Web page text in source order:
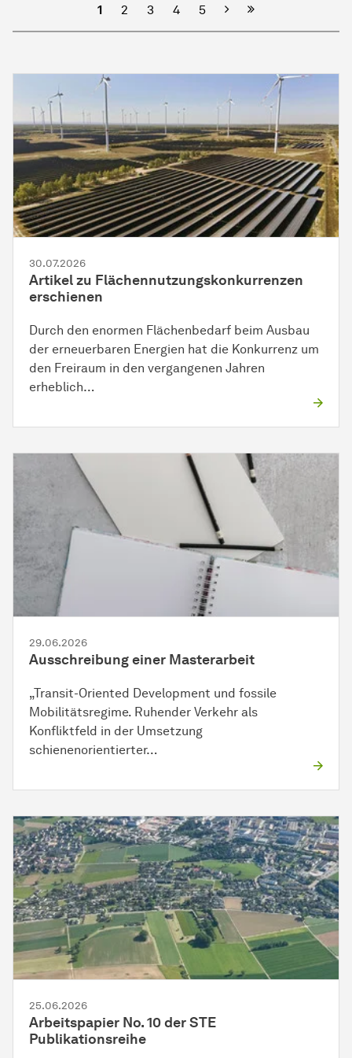
1 2 3 4 5 Nächste
30.07.2026
Artikel zu Flächennutzungskonkurrenzen
erschienen
Durch den enormen Flächenbedarf beim Ausbau
der erneuerbaren Energien hat die Konkurrenz um
den Freiraum in den vergangenen Jahren
erheblich…
29.06.2026
Ausschreibung einer Masterarbeit
„Transit-Oriented Development und fossile
Mobilitätsregime. Ruhender Verkehr als
Konfliktfeld in der Umsetzung
schienenorientierter…
25.06.2026
Arbeitspapier No. 10 der STE
Publikationsreihe